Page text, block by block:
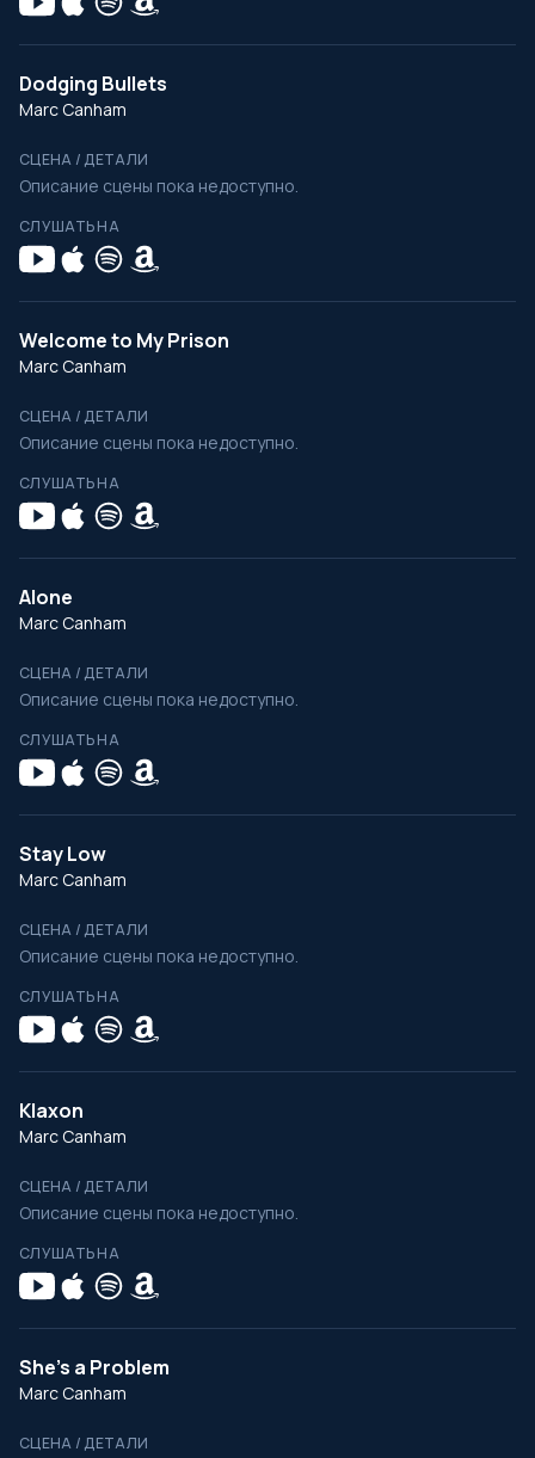
Dodging Bullets
Marc Canham
СЦЕНА / ДЕТАЛИ
Описание сцены пока недоступно.
СЛУШАТЬ НА
Welcome to My Prison
Marc Canham
СЦЕНА / ДЕТАЛИ
Описание сцены пока недоступно.
СЛУШАТЬ НА
Alone
Marc Canham
СЦЕНА / ДЕТАЛИ
Описание сцены пока недоступно.
СЛУШАТЬ НА
Stay Low
Marc Canham
СЦЕНА / ДЕТАЛИ
Описание сцены пока недоступно.
СЛУШАТЬ НА
Klaxon
Marc Canham
СЦЕНА / ДЕТАЛИ
Описание сцены пока недоступно.
СЛУШАТЬ НА
She's a Problem
Marc Canham
СЦЕНА / ДЕТАЛИ